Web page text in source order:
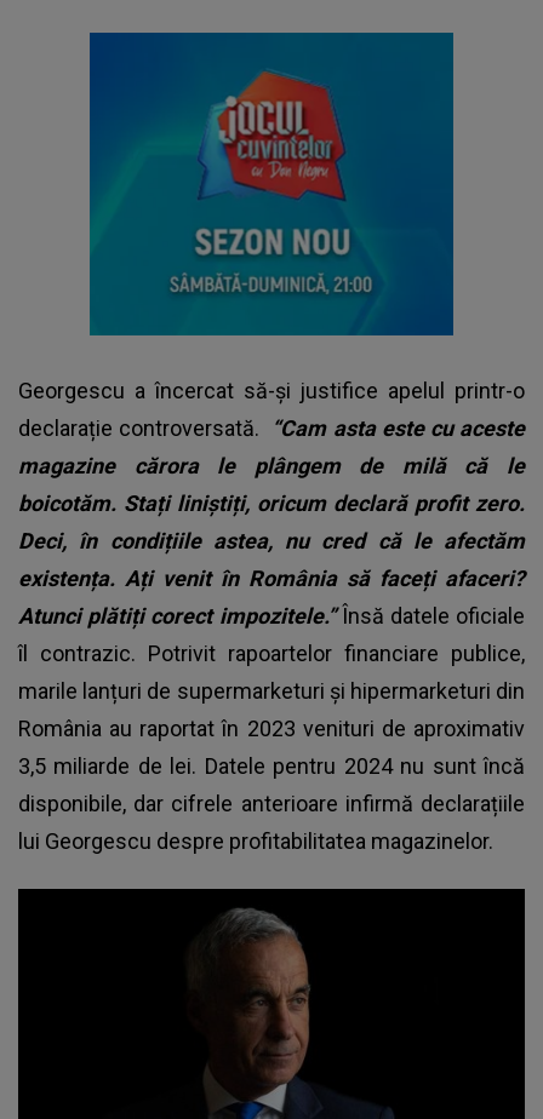
Georgescu a încercat să-și justifice apelul printr-o
declarație controversată.
“Cam asta este cu aceste
magazine cărora le plângem de milă că le
boicotăm. Stați liniștiți, oricum declară profit zero.
Deci, în condițiile astea, nu cred că le afectăm
existența. Ați venit în România să faceți afaceri?
Atunci plătiți corect impozitele.”Însă datele oficiale
îl contrazic. Potrivit rapoartelor financiare publice,
marile lanțuri de supermarketuri și hipermarketuri din
România au raportat în 2023 venituri de aproximativ
3,5 miliarde de lei. Datele pentru 2024 nu sunt încă
disponibile, dar cifrele anterioare infirmă declarațiile
lui Georgescu despre profitabilitatea magazinelor.